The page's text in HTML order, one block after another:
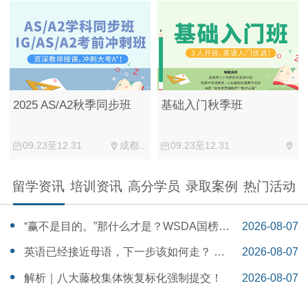
2025 AS/A2秋季同步班
09.23至12.31 成都...
基础入门秋季班
09.23至12.31
留学资讯 培训资讯 高分学员 录取案例 热门活动
“赢不是目的。”那什么才是？WSDA国榜第
一Serena给出她的回答
2026-08-07
14:55:58
英语已经接近母语，下一步该如何走？ 一
个WSDA冠军少年的成长答案
2026-08-07
14:42:48
解析｜八大藤校集体恢复标化强制提交！
2026-08-07